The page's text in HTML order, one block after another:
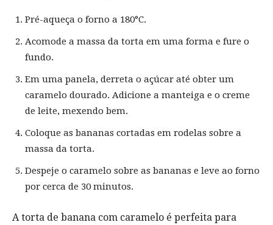
Pré-aqueça o forno a 180°C.
Acomode a massa da torta em uma forma e fure o
fundo.
Em uma panela, derreta o açúcar até obter um
caramelo dourado. Adicione a manteiga e o creme
de leite, mexendo bem.
Coloque as bananas cortadas em rodelas sobre a
massa da torta.
Despeje o caramelo sobre as bananas e leve ao forno
por cerca de 30 minutos.
A torta de banana com caramelo é perfeita para